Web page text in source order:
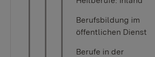
Berufsbildung im
öffentlichen Dienst
Berufe in der